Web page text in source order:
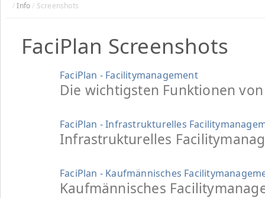
/Info/ Screenshots
FaciPlan Screenshots
FaciPlan - Facilitymanagement
Die wichtigsten Funktionen
FaciPlan - Infrastrukturelles
Infrastrukturelles
FaciPlan - Kaufmännisches
Kaufmännisches